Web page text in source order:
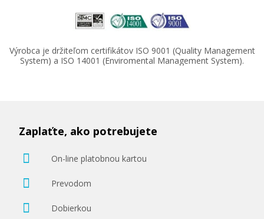
Výrobca je držiteľom certifikátov ISO 9001 (Quality Management
System) a ISO 14001 (Enviromental Management System).
Zaplaťte, ako potrebujete
On-line platobnou kartou
Prevodom
Dobierkou